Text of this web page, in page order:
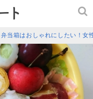
弁当箱はおしゃれにしたい！女